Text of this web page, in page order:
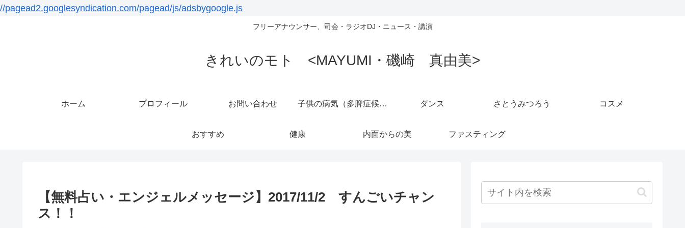
//pagead2.googlesyndication.com/pagead/js/adsbygoogle.js
フリーアナウンサー、司会・ラジオDJ・ニュース・講演
きれいのモト <MAYUMI・磯崎 真由美>
ホーム プロフィール お問い合わせ 子供の病気（多脾症候群） ダンス さとうみつろう コスメ
おすすめ 健康 内面からの美 ファスティング
【無料占い・エンジェルメッセージ】2017/11/2 すんごいチャン
ス！！